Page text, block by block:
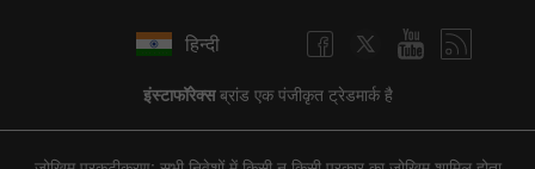
हिन्दी
इंस्टाफॉरेक्सब्रांड एक पंजीकृत ट्रेडमार्क है